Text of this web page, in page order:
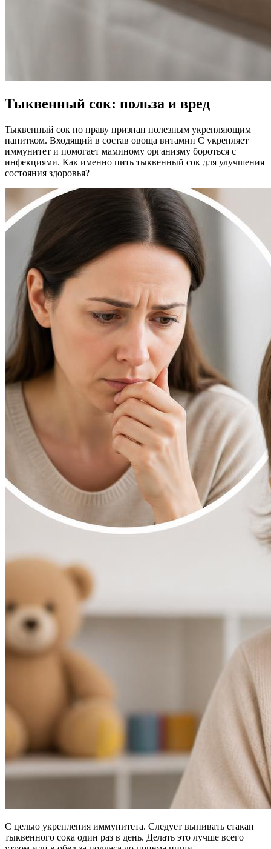
Тыквенный сок: польза и вред
Тыквенный сок по праву признан полезным укрепляющим
напитком. Входящий в состав овоща витамин C укрепляет
иммунитет и помогает маминому организму бороться с
инфекциями. Как именно пить тыквенный сок для улучшения
состояния здоровья?
С целью укрепления иммунитета. Следует выпивать стакан
тыквенного сока один раз в день. Делать это лучше всего